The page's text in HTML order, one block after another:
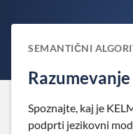
SEMANTIČNI
Spoznajte, kaj je
podprti jezikovni